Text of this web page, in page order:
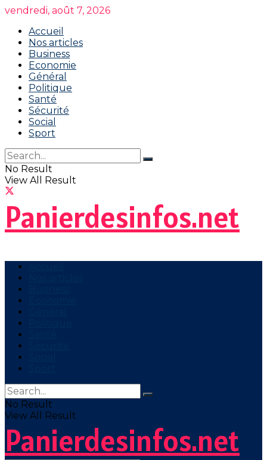
vendredi, août 7, 2026
Accueil
Nos articles
Business
Economie
Général
Politique
Santé
Sécurité
Social
Sport
No Result
View All Result
Panierdesinfos.net
No Result
View All Result
Panierdesinfos.net